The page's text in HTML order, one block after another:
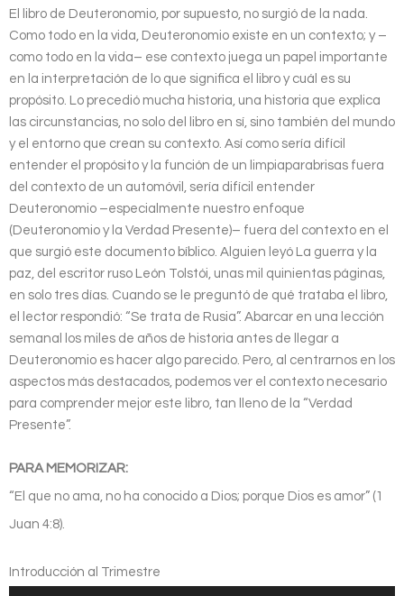
El libro de Deuteronomio, por supuesto, no surgió de la nada.
Como todo en la vida, Deuteronomio existe en un contexto; y –
como todo en la vida– ese contexto juega un papel importante
en la interpretación de lo que significa el libro y cuál es su
propósito. Lo precedió mucha historia, una historia que explica
las circunstancias, no solo del libro en sí, sino también del mundo
y el entorno que crean su contexto. Así como sería difícil
entender el propósito y la función de un limpiaparabrisas fuera
del contexto de un automóvil, sería difícil entender
Deuteronomio –especialmente nuestro enfoque
(Deuteronomio y la Verdad Presente)– fuera del contexto en el
que surgió este documento bíblico. Alguien leyó La guerra y la
paz, del escritor ruso León Tolstói, unas mil quinientas páginas,
en solo tres días. Cuando se le preguntó de qué trataba el libro,
el lector respondió: “Se trata de Rusia”. Abarcar en una lección
semanal los miles de años de historia antes de llegar a
Deuteronomio es hacer algo parecido. Pero, al centrarnos en los
aspectos más destacados, podemos ver el contexto necesario
para comprender mejor este libro, tan lleno de la “Verdad
Presente”.
PARA MEMORIZAR:
“El que no ama, no ha conocido a Dios; porque Dios es amor” (1
Juan 4:8).
Introducción al Trimestre